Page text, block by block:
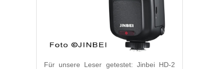
Für unsere Leser getestet: Jinbei HD-2